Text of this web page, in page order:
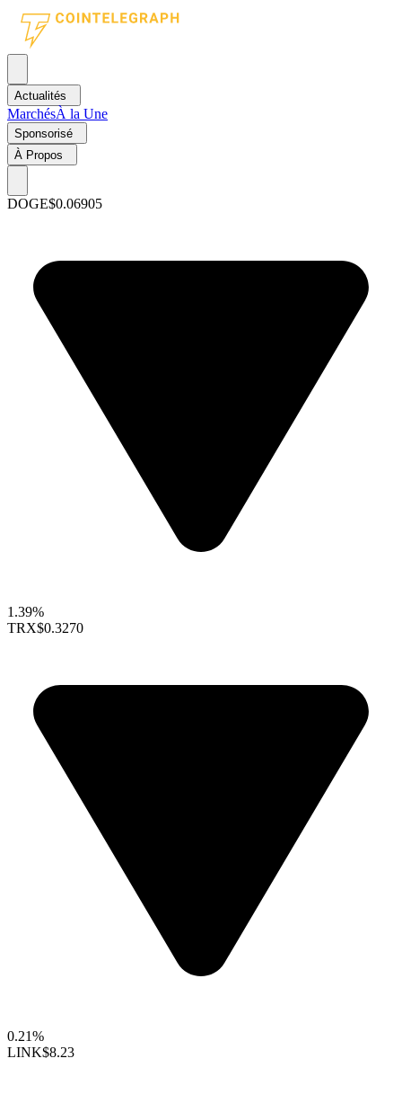
Actualités
MarchésÀ la Une
Sponsorisé
À Propos
DOGE$0.06905
1.39%
TRX$0.3270
0.21%
LINK$8.23